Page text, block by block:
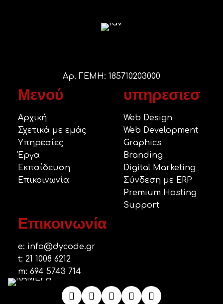
Αρ. ΓΕΜΗ: 185710203000
Μενού
Αρχική
Σχετικά με εμάς
Υπηρεσίες
Έργα
Εκπαίδευση
Επικοινωνία
υπηρεσιεσ
Web Design
Web Development
Graphics
Branding
Digital Marketing
Σύνδεση με ERP
Premium Hosting
Support
Επικοινωνία
e: info@dycode.gr
t: 21 1008 6212
m: 694 5743 714